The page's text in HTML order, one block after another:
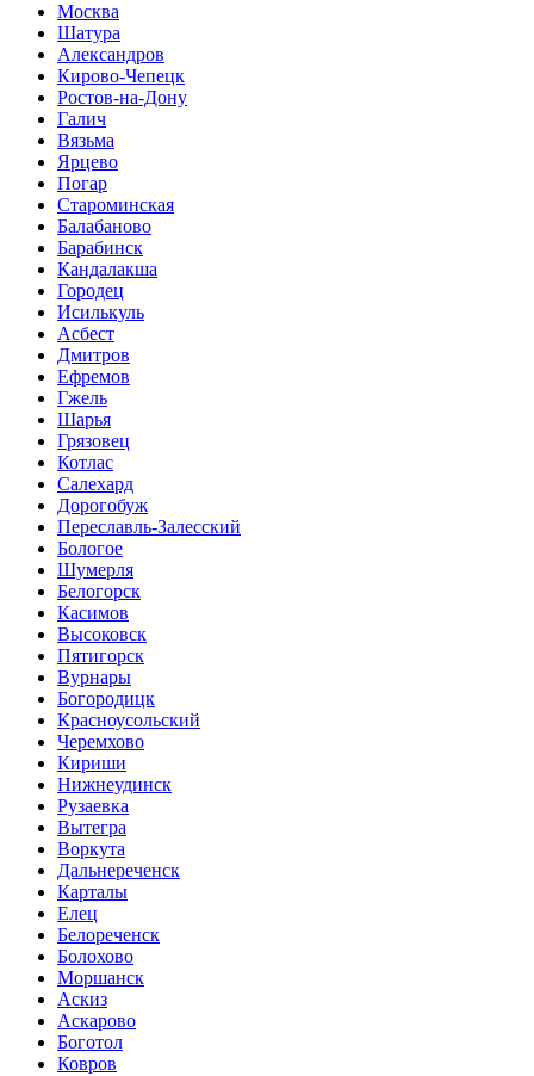
Москва
Шатура
Александров
Кирово-Чепецк
Ростов-на-Дону
Галич
Вязьма
Ярцево
Погар
Староминская
Балабаново
Барабинск
Кандалакша
Городец
Исилькуль
Асбест
Дмитров
Ефремов
Гжель
Шарья
Грязовец
Котлас
Салехард
Дорогобуж
Переславль-Залесский
Бологое
Шумерля
Белогорск
Касимов
Высоковск
Пятигорск
Вурнары
Богородицк
Красноусольский
Черемхово
Кириши
Нижнеудинск
Рузаевка
Вытегра
Воркута
Дальнереченск
Карталы
Елец
Белореченск
Болохово
Моршанск
Аскиз
Аскарово
Боготол
Ковров